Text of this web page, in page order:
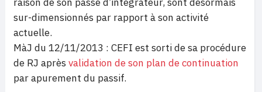
sur-dimensionnés par rapport à son activité
actuelle.
MàJ du 12/11/2013 : CEFI est sorti de sa procédure
de RJ après validation de son plan de continuation
par apurement du passif.